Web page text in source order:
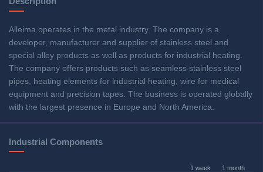
Alleima operates in the metal industry. The company is a
developer, manufacturer and supplier of stainless steel and
special alloy products as well as products for industrial heating.
The company offers products such as seamless stainless steel
pipes, heating elements for industrial heating, wire for medical
equipment and precision tapes. The business is operated globally
with the largest presence in Europe and North America.
Industrial Components
1 week 1 month